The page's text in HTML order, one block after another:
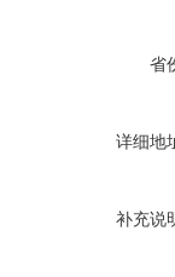
省
详细地
补充说